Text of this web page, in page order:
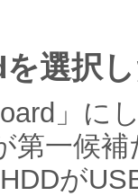
選択
」に
第一候
が